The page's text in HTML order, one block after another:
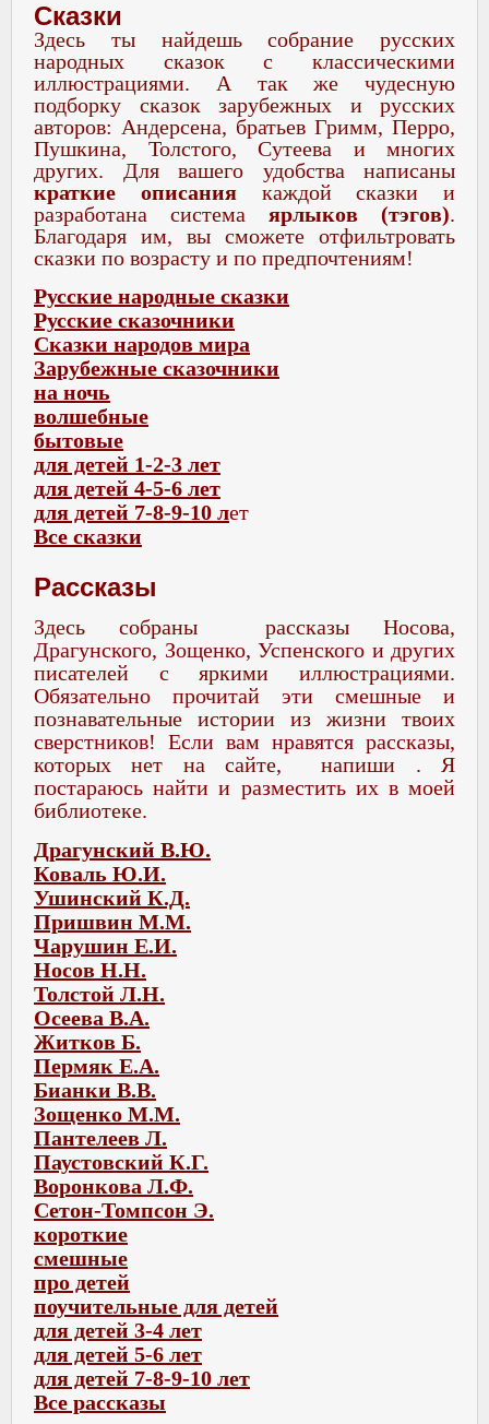
Сказки
Здесь ты найдешь собрание русских
народных сказок с классическими
иллюстрациями. А так же чудесную
подборку сказок зарубежных и русских
авторов: Андерсена, братьев Гримм, Перро,
Пушкина, Толстого, Сутеева и многих
других. Для вашего удобства написаны
краткие описания каждой сказки и
разработана система ярлыков (тэгов).
Благодаря им, вы сможете отфильтровать
сказки по возрасту и по предпочтениям!
Русские народные сказки
Русские сказочники
Сказки народов мира
Зарубежные сказочники
на ночь
волшебные
бытовые
для детей 1-2-3 лет
для детей 4-5-6 лет
для детей 7-8-9-10 лет
Все сказки
Рассказы
Здесь собраны рассказы Носова,
Драгунского, Зощенко, Успенского и других
писателей с яркими иллюстрациями.
Обязательно прочитай эти смешные и
познавательные истории из жизни твоих
сверстников! Если вам нравятся рассказы,
которых нет на сайте,
напиши . Я
постараюсь найти и разместить их в моей
библиотеке.
Драгунский В.Ю.
Коваль Ю.И.
Ушинский К.Д.
Пришвин М.М.
Чарушин Е.И.
Носов Н.Н.
Толстой Л.Н.
Осеева В.А.
Житков Б.
Пермяк Е.А.
Бианки В.В.
Зощенко М.М.
Пантелеев Л.
Паустовский К.Г.
Воронкова Л.Ф.
Сетон-Томпсон Э.
короткие
смешные
про детей
поучительные для детей
для детей 3-4 лет
для детей 5-6 лет
для детей 7-8-9-10 лет
Все рассказы